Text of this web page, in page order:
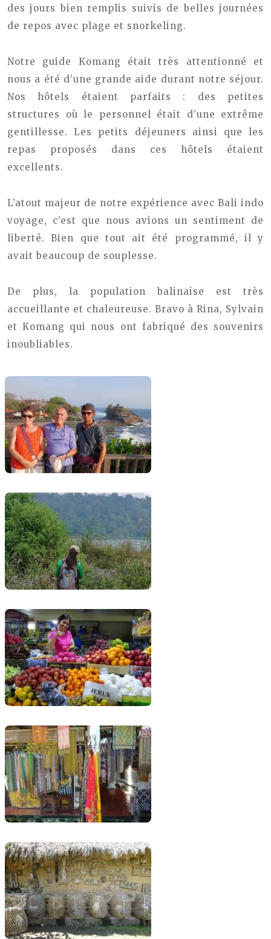
des jours bien remplis suivis de belles journées
de repos avec plage et snorkeling.
Notre guide Komang était très attentionné et
nous a été d’une grande aide durant notre séjour.
Nos hôtels étaient parfaits : des petites
structures où le personnel était d’une extrême
gentillesse. Les petits déjeuners ainsi que les
repas proposés dans ces hôtels étaient
excellents.
L’atout majeur de notre expérience avec Bali indo
voyage, c’est que nous avions un sentiment de
liberté. Bien que tout ait été programmé, il y
avait beaucoup de souplesse.
De plus, la population balinaise est très
accueillante et chaleureuse. Bravo à Rina, Sylvain
et Komang qui nous ont fabriqué des souvenirs
inoubliables.